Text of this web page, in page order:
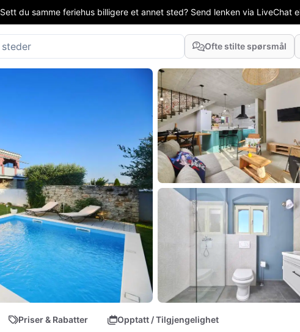
Sett du samme feriehus billigere et annet sted? Send lenken via LiveChat
Ofte stilte spørsmål
Priser & Rabatter Opptatt / Tilgjengelighet